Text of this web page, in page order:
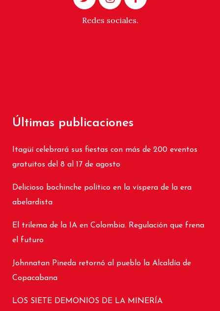
Redes sociales.
Últimas publicaciones
Itagüí celebrará sus fiestas con más de 200 eventos
gratuitos del 8 al 17 de agosto
Delicioso bochinche político en la víspera de la era
abelardista
El trilema de la IA en Colombia. Regulación que frena
el futuro
Johnnatan Pineda retornó al pueblo la Alcaldía de
Copacabana
LOS SIETE DEMONIOS DE LA MINERÍA